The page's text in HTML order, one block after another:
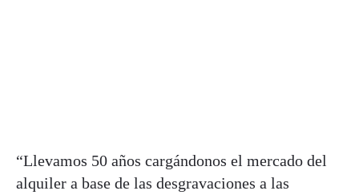
“Llevamos 50 años cargándonos el mercado del
alquiler a base de las desgravaciones a las